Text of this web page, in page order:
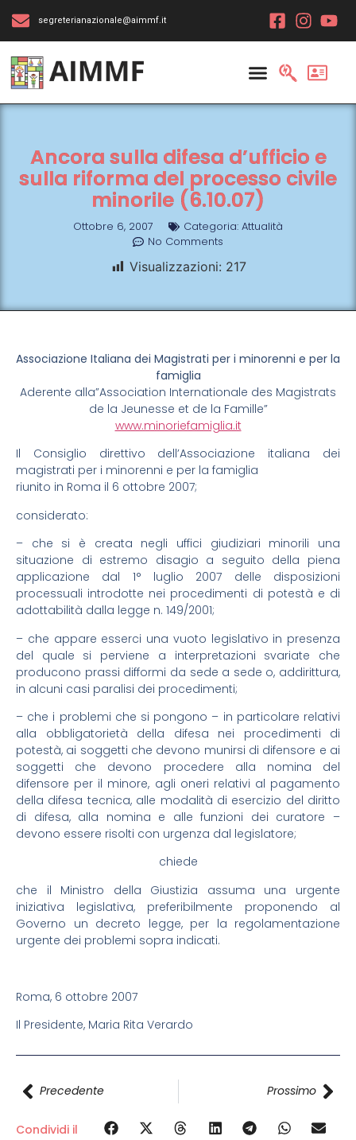
segreterianazionale@aimmf.it
Ancora sulla difesa d’ufficio e
sulla riforma del processo civile
minorile (6.10.07)
Ottobre 6, 2007 Categoria: Attualità
No Comments
Visualizzazioni: 217
Associazione Italiana dei Magistrati per i minorenni e per la
famiglia
Aderente alla”Association Internationale des Magistrats
de la Jeunesse et de la Famille”
www.minoriefamiglia.it
Il Consiglio direttivo dell’Associazione italiana dei
magistrati per i minorenni e per la famiglia
riunito in Roma il 6 ottobre 2007;
considerato:
– che si è creata negli uffici giudiziari minorili una
situazione di estremo disagio a seguito della piena
applicazione dal 1° luglio 2007 delle disposizioni
processuali introdotte nei procedimenti di potestà e di
adottabilità dalla legge n. 149/2001;
– che appare esserci una vuoto legislativo in presenza
del quale si perviene a interpretazioni svariate che
producono prassi difformi da sede a sede o, addirittura,
in alcuni casi paralisi dei procedimenti;
– che i problemi che si pongono – in particolare relativi
alla obbligatorietà della difesa nei procedimenti di
potestà, ai soggetti che devono munirsi di difensore e ai
soggetti che devono procedere alla nomina del
difensore per il minore, agli oneri relativi al pagamento
della difesa tecnica, alle modalità di esercizio del diritto
di difesa, alla nomina e alle funzioni dei curatore –
devono essere risolti con urgenza dal legislatore;
chiede
che il Ministro della Giustizia assuma una urgente
iniziativa legislativa, preferibilmente proponendo al
Governo un decreto legge, per la regolamentazione
urgente dei problemi sopra indicati.
Roma, 6 ottobre 2007
Il Presidente, Maria Rita Verardo
Precedente Prossimo
Condividi il